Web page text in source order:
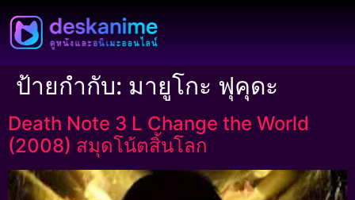
ป้ายกำกับ: มายูโกะ ฟุคุดะ
Death Note 3 L Change the World
(2008) สมุดโน้ตสิ้นโลก